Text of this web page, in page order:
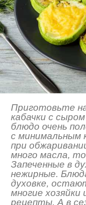
Приготовьте
кабачки с
блюдо очень
с минимальным
при
много масла,
Запеченные в
нежирные.
духовке,
многие
рецепты. А в